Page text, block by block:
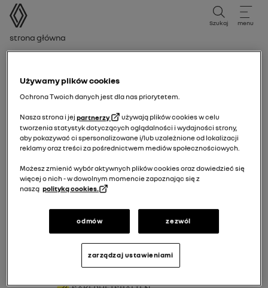
instrukcja obsługi
Szukaj menu
Ścieżka nawigacji
Strona główna
Varningslampa för ej påtagna bilbälten fram
Używamy plików cookies
Ochrona Twoich danych jest dla nas priorytetem.
Nasza strona i jejpartnerzy
używają plików cookies w celu
tworzenia statystyk dotyczących oglądalności i wydajności strony,
aby pokazywać ci spersonalizowane i/lub uzależnione od lokalizacji
reklamy oraz treści za pośrednictwem mediów społecznościowych.
Możesz zmienić wybór aktywnych plików cookies oraz dowiedzieć się
więcej o nich - w dowolnym momencie zapoznając się z
naszą polityką cookies.
odmów zezwól
zarządzaj ustawieniami